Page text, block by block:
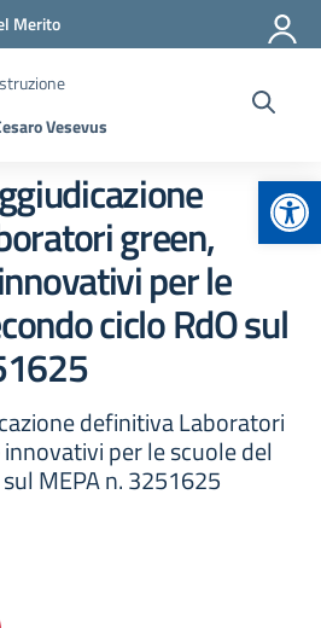
Merito
Vesevus
green,
per le
ciclo RdO sul
definitiva Laboratori
per le scuole del
MEPA n. 3251625